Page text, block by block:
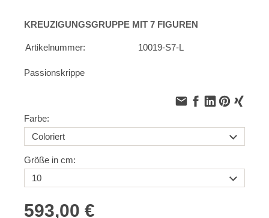
KREUZIGUNGSGRUPPE MIT 7 FIGUREN
Artikelnummer: 10019-S7-L
Passionskrippe
Farbe:
Größe in cm:
593,00 €